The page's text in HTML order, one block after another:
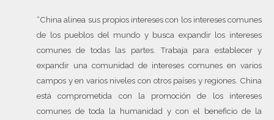
“China alinea sus propios intereses con los intereses comunes
de los pueblos del mundo y busca expandir los intereses
comunes de todas las partes. Trabaja para establecer y
expandir una comunidad de intereses comunes en varios
campos y en varios niveles con otros países y regiones. China
está comprometida con la promoción de los intereses
comunes de toda la humanidad y con el beneficio de la